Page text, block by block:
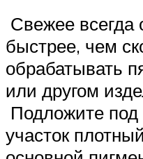
Свежее всегда
быстрее, чем
обрабатывать
или другом
Подложите
участок